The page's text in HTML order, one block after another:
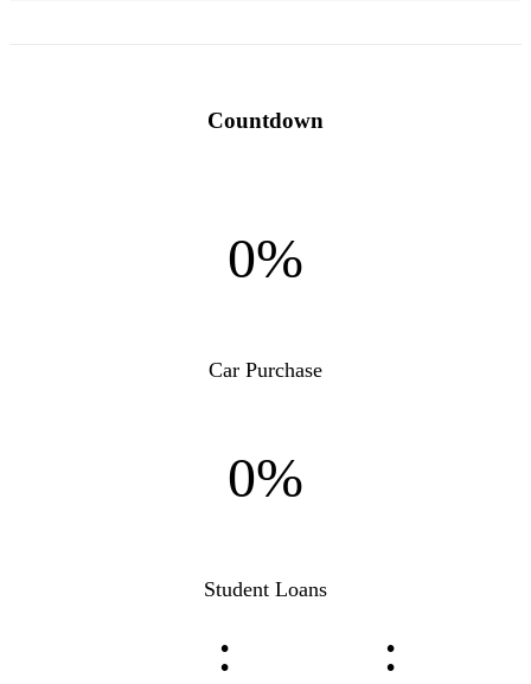
Countdown
0%
Car Purchase
0%
Student Loans
: :